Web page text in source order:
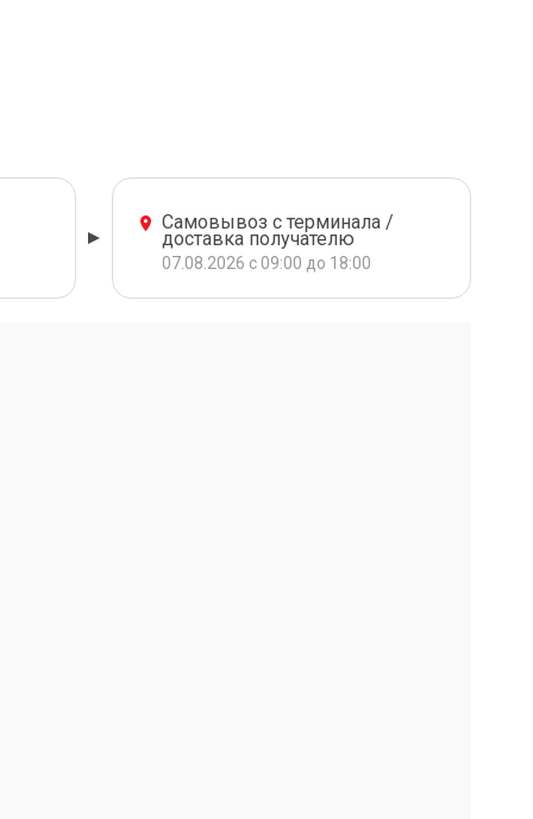
Самовывоз с терминала /
доставка получателю
07.08.2026 с 09:00 до 18:00